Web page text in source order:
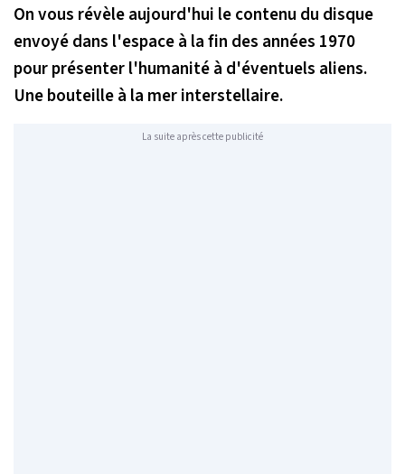
On vous révèle aujourd'hui le contenu du disque
envoyé dans l'espace à la fin des années 1970
pour présenter l'humanité à d'éventuels aliens.
Une bouteille à la mer interstellaire.
La suite après cette publicité